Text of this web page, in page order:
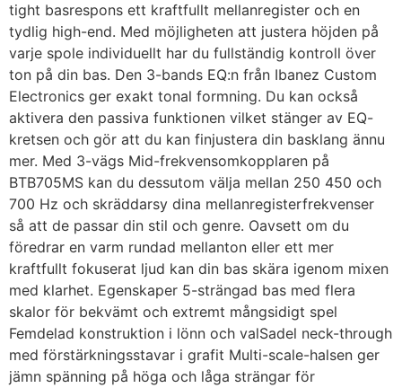
tight basrespons ett kraftfullt mellanregister och en
tydlig high-end. Med möjligheten att justera höjden på
varje spole individuellt har du fullständig kontroll över
ton på din bas. Den 3-bands EQ:n från Ibanez Custom
Electronics ger exakt tonal formning. Du kan också
aktivera den passiva funktionen vilket stänger av EQ-
kretsen och gör att du kan finjustera din basklang ännu
mer. Med 3-vägs Mid-frekvensomkopplaren på
BTB705MS kan du dessutom välja mellan 250 450 och
700 Hz och skräddarsy dina mellanregisterfrekvenser
så att de passar din stil och genre. Oavsett om du
föredrar en varm rundad mellanton eller ett mer
kraftfullt fokuserat ljud kan din bas skära igenom mixen
med klarhet. Egenskaper 5-strängad bas med flera
skalor för bekvämt och extremt mångsidigt spel
Femdelad konstruktion i lönn och valSadel neck-through
med förstärkningsstavar i grafit Multi-scale-halsen ger
jämn spänning på höga och låga strängar för